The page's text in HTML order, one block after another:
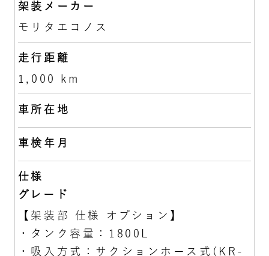
架装メーカー
モリタエコノス
走行距離
1,000 km
車所在地
車検年月
仕様
グレード
【架装部 仕様 オプション】
・タンク容量：1800L
・吸入方式：サクションホース式(KR-